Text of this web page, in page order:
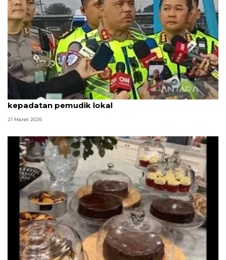
Korlantas Polri siapkan langkah antisipasi
kepadatan pemudik lokal
21 Maret 2026